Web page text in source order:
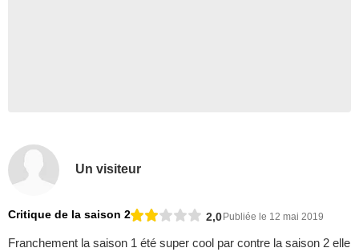
Un visiteur
Critique de la saison 2 2,0Publiée le 12 mai 2019
Franchement la saison 1 été super cool par contre la saison 2 elle